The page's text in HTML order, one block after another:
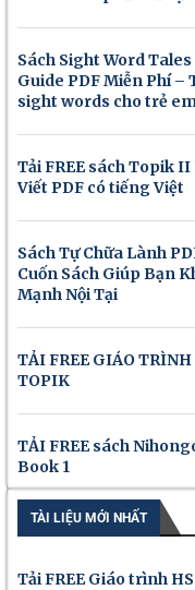
Sách Sight Word
Guide PDF Miễn Phí –
sight words cho trẻ
Tải FREE sách Topik II
Viết PDF có tiếng Việt
Sách Tự Chữa Lành
Cuốn Sách Giúp Bạn
Mạnh Nội Tại
TẢI FREE GIÁO
TOPIK
TẢI FREE sách
Book 1
TÀI LIỆU MỚI NHẤT
Tải FREE Giáo trình